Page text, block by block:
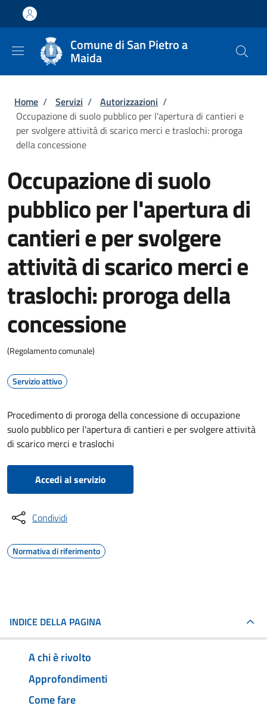
Salta al contenuto principale
Skip to footer content
Comune di San Pietro a
Maida
Briciole di pane
Home / Servizi / Autorizzazioni /
Occupazione di suolo pubblico per l'apertura di cantieri e
per svolgere attività di scarico merci e traslochi: proroga
della concessione
Occupazione di suolo
pubblico per l'apertura di
cantieri e per svolgere
attività di scarico merci e
traslochi: proroga della
concessione
(Regolamento comunale)
Servizio attivo
Procedimento di proroga della concessione di occupazione
suolo pubblico per l'apertura di cantieri e per svolgere attività
di scarico merci e traslochi
Accedi al servizio
Condividi
Normativa di riferimento
INDICE DELLA PAGINA
A chi è rivolto
Approfondimenti
Come fare